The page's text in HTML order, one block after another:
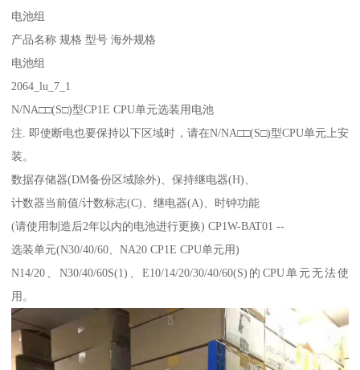
电池组
产品名称 规格 型号 海外规格
电池组
2064_lu_7_1
N/NA□□(S□)型CP1E CPU单元选装用电池
注. 即使断电也要保持以下区域时，请在N/NA□□(S□)型CPU单元上安
装。
数据存储器(DM备份区域除外)、保持继电器(H)、
计数器当前值/计数标志(C)、继电器(A)、时钟功能
(请使用制造后2年以内的电池进行更换) CP1W-BAT01 --
选装单元(N30/40/60、NA20 CP1E CPU单元用)
N14/20、N30/40/60S(1)、E10/14/20/30/40/60(S)的CPU单元无法使
用。